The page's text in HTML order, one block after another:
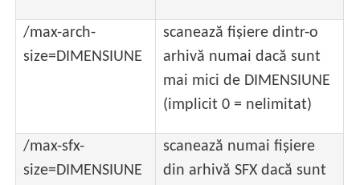
/max-arch-
size=DIMENSIUNE
scanează fișiere dintr-o
arhivă numai dacă sunt
mai mici de DIMENSIUNE
(implicit 0 = nelimitat)
/max-sfx-
size=DIMENSIUNE
scanează numai fișiere
din arhivă SFX dacă sunt